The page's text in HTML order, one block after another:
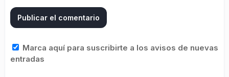
Marca aquí para suscribirte a los avisos de nuevas
entradas